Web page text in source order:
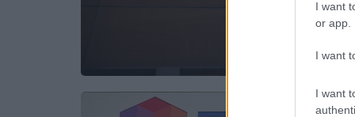
I want
or app.
I want
I want